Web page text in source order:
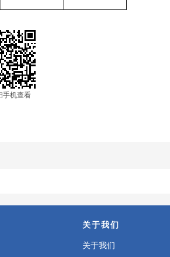
手机查看
关于我们
关于我们